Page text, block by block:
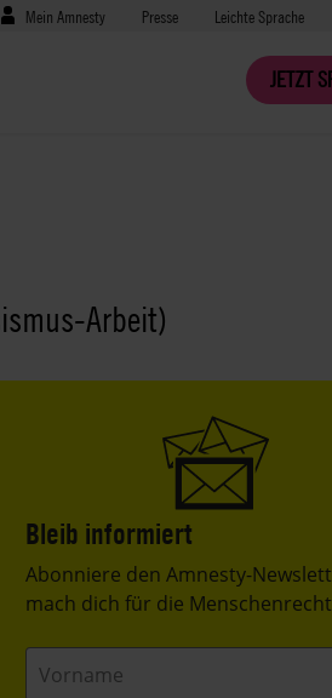
Mein Amnesty Presse
Presse Leichte Sprache
JETZT
Arbeit)
Bleib informiert
Header
Text
Abonniere den Amnesty-
mach dich für die